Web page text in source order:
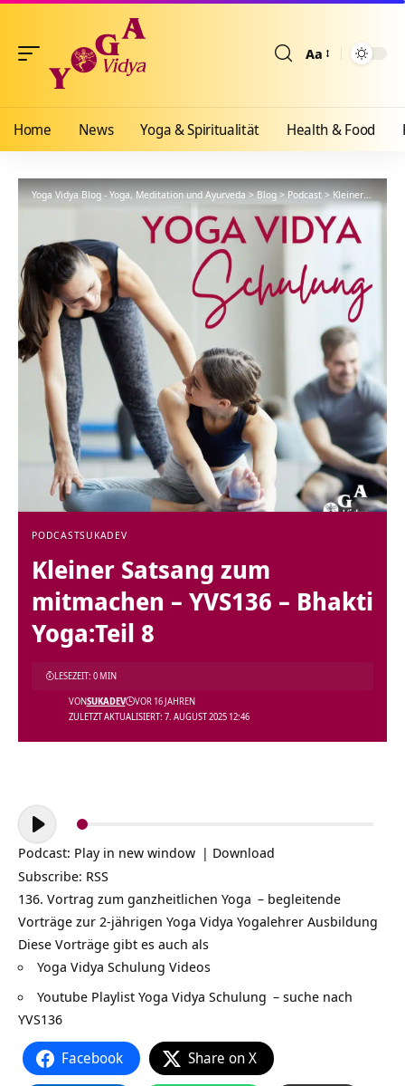
Aa
Home News Yoga & Spiritualität Health & Food
Yoga Vidya Blog - Yoga, Meditation und Ayurveda>Blog>Podcast>Kleiner Satsang zum mitmachen – YVS136 – Bhakti Yoga:Teil 8
PODCASTSUKADEV
Kleiner Satsang zum
mitmachen – YVS136 – Bhakti
Yoga:Teil 8
ZULETZT AKTUALISIERT: 7. AUGUST 2025 12:46
VONSUKADEV VOR 16 JAHREN
LESEZEIT: 0 MIN
Audio-
Player
Podcast: Play in new window | Download
Subscribe: RSS
136. Vortrag zum ganzheitlichen Yoga – begleitende
Vorträge zur 2-jährigen Yoga Vidya Yogalehrer Ausbildung
Diese Vorträge gibt es auch als
Yoga Vidya Schulung Videos
Youtube Playlist Yoga Vidya Schulung – suche nach
YVS136
Facebook Share on X